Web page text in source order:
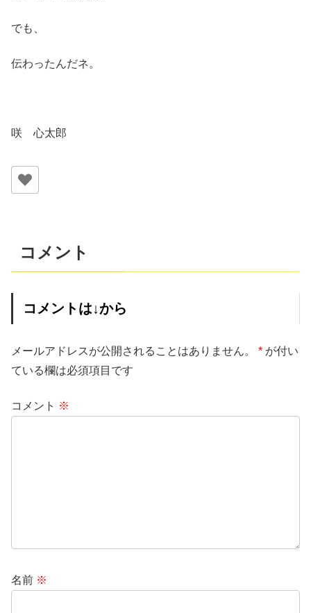
でも、
伝わったんだネ。
咲 心太郎
コメント
コメントは↓から
メールアドレスが公開されることはありません。 * が付い
ている欄は必須項目です
コメント ※
名前 ※